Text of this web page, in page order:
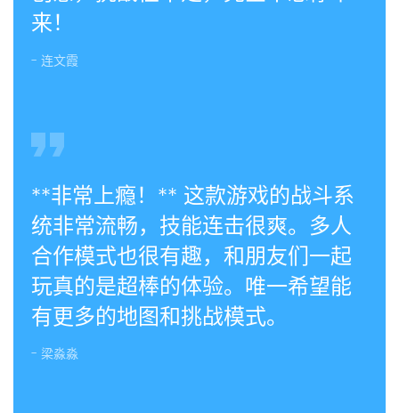
来！
- 连文霞
**非常上瘾！** 这款游戏的战斗系
统非常流畅，技能连击很爽。多人
合作模式也很有趣，和朋友们一起
玩真的是超棒的体验。唯一希望能
有更多的地图和挑战模式。
- 梁淼淼